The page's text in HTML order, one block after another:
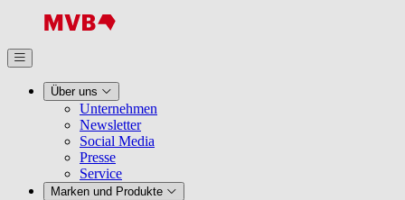
Über uns
Unternehmen
Newsletter
Social Media
Presse
Service
Marken und Produkte